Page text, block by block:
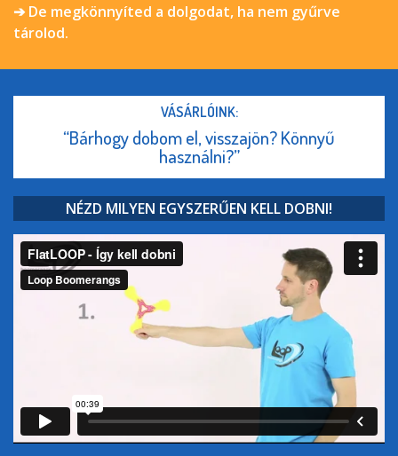
➔ De megkönnyíted a dolgodat, ha nem gyűrve
tárolod.
VÁSÁRLÓINK:
“Bárhogy dobom el, visszajön? Könnyű
használni?”
NÉZD MILYEN EGYSZERŰEN KELL DOBNI!